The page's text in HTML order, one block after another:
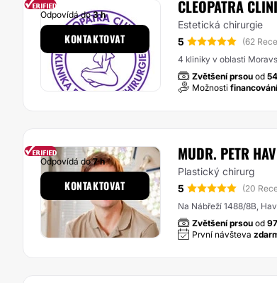
CLEOPATRA
Estetická chirurgie
5
(62
4 kliniky v oblasti
Zvětšení prsou od
Možnosti financování
Odpovídá do3 h
KONTAKTOVAT
MUDR. PETR
Plastický chirurg
5
(20
Na Nábřeží 1488/8B,
Zvětšení prsou od
První návšteva
Odpovídá do7 h
KONTAKTOVAT